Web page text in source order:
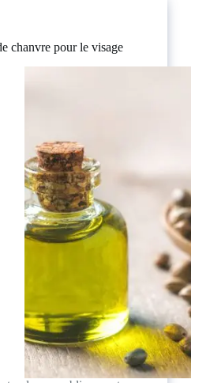
chanvre pour le visage